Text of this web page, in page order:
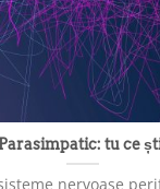
tu ce
nervoase